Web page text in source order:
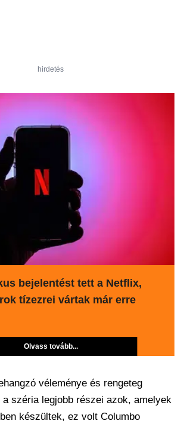
hirdetés
bejelentést tett a Netflix,
tízezrei vártak már erre
Olvass tovább...
véleménye és rengeteg
széria legjobb részei azok, amelyek
készültek, ez volt Columbo